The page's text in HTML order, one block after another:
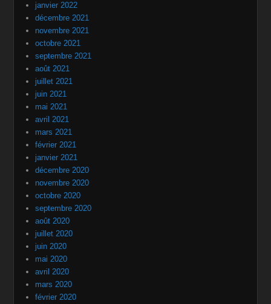
janvier 2022
décembre 2021
novembre 2021
octobre 2021
septembre 2021
août 2021
juillet 2021
juin 2021
mai 2021
avril 2021
mars 2021
février 2021
janvier 2021
décembre 2020
novembre 2020
octobre 2020
septembre 2020
août 2020
juillet 2020
juin 2020
mai 2020
avril 2020
mars 2020
février 2020